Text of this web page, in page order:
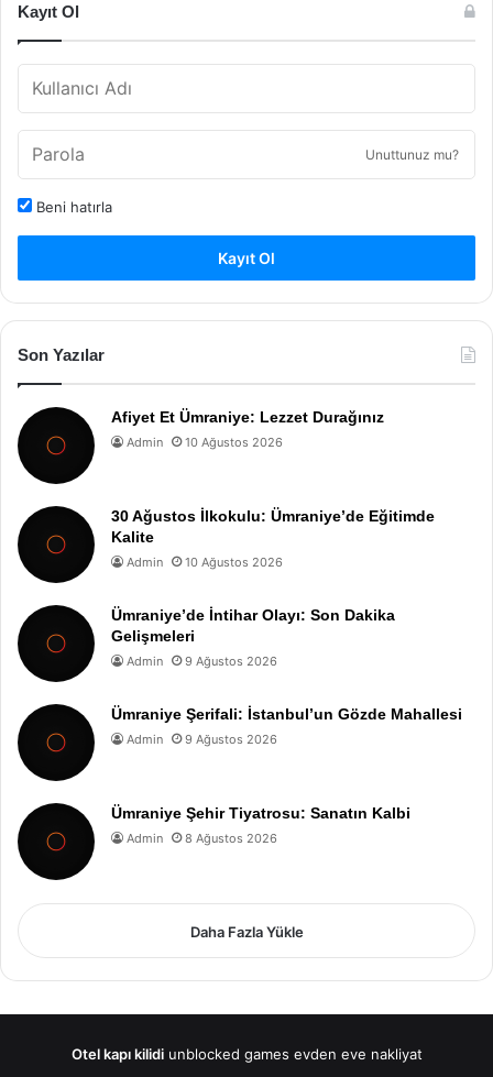
Kayıt Ol
Unuttunuz mu?
Beni hatırla
Kayıt Ol
Son Yazılar
Afiyet Et Ümraniye: Lezzet Durağınız
Admin 10 Ağustos 2026
30 Ağustos İlkokulu: Ümraniye’de Eğitimde
Kalite
Admin 10 Ağustos 2026
Ümraniye’de İntihar Olayı: Son Dakika
Gelişmeleri
Admin 9 Ağustos 2026
Ümraniye Şerifali: İstanbul’un Gözde Mahallesi
Admin 9 Ağustos 2026
Ümraniye Şehir Tiyatrosu: Sanatın Kalbi
Admin 8 Ağustos 2026
Daha Fazla Yükle
Otel kapı kilidi unblocked games evden eve nakliyat